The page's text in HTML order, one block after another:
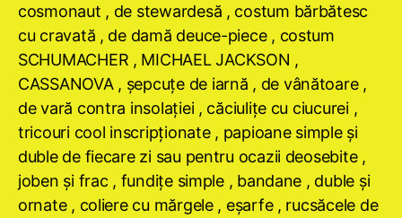
cosmonaut , de stewardesă , costum bărbătesc
cu cravată , de damă deuce-piece , costum
SCHUMACHER , MICHAEL JACKSON ,
CASSANOVA , şepcuţe de iarnă , de vânătoare ,
de vară contra insolaţiei , căciuliţe cu ciucurei ,
tricouri cool inscripţionate , papioane simple şi
duble de fiecare zi sau pentru ocazii deosebite ,
joben şi frac , fundiţe simple , bandane , duble şi
ornate , coliere cu mărgele , eşarfe , rucsăcele de